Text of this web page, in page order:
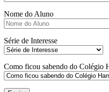
Nome do Aluno
Série de Interesse
Como ficou sabendo do Colégio